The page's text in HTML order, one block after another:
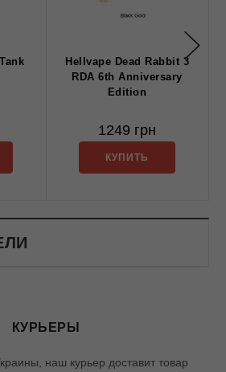
Hellvape Dead Rabbit 3
RDA 6th Anniversary
Edition
1249 грн
КУПИТЬ
КУРЬЕРЫ
наш курьер доставит товар